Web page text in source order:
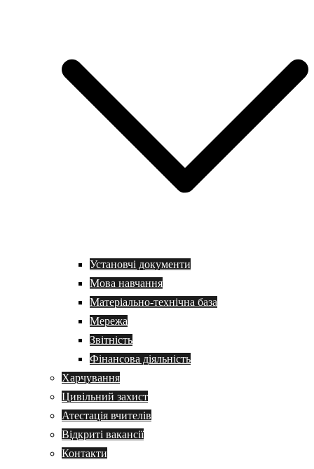
Установчі документи
Мова навчання
Матеріально-технічна база
Мережа
Звітність
Фінансова діяльність
Харчування
Цивільний захист
Атестація вчителів
Відкриті вакансії
Контакти